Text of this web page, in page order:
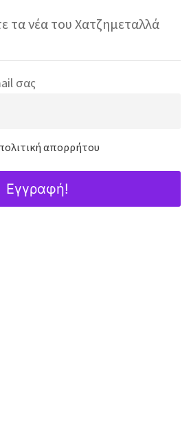
τα νέα του Χατζημεταλλά
σας
απορρήτου